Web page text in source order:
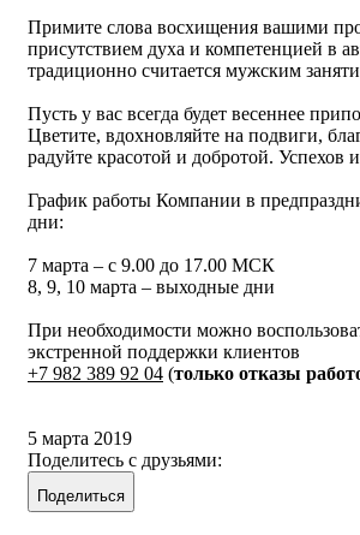
Примите слова восхищения вашими
присутствием духа и компетенцией в
традиционно считается мужским
Пусть у вас всегда будет весеннее
Цветите, вдохновляйте на подвиги,
радуйте красотой и добротой. Успехов
График работы Компании в
дни:
7 марта – с 9.00 до 17.00 МСК
8, 9, 10 марта – выходные дни
При необходимости можно
экстренной поддержки клиентов
+7 982 389 92 04 (только отказы
5 марта 2019
Поделитесь с друзьями:
Поделиться